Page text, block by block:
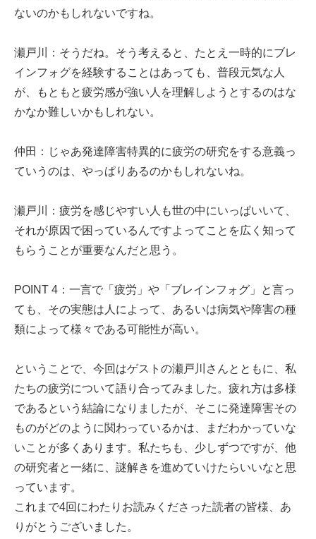
ないのかもしれないですね。
瀬戸川：そうだね。そう考えると、たとえ一時的にブレ
インフォグを経験することはあっても、普段元気な人
が、もともと疲労感が強い人を理解しようとするのはな
かなか難しいかもしれない。
仲田：じゃあ発達障害特異的に疲労の研究をする意義っ
ていうのは、やっぱりあるのかもしれないね。
瀬戸川：疲労を感じやすい人も世の中にいっぱいいて、
それが原因で困っているんですよってことを広く知って
もらうことが重要なんだと思う。
POINT 4：一言で「疲労」や「ブレインフォグ」と言っ
ても、その実態は人によって、あるいは病気や障害の種
類によって様々である可能性が高い。
ということで、今回はゲストの瀬戸川さんとともに、私
たちの疲労について語り合ってみました。疲れ方は多様
であるという結論になりましたが、そこに発達障害その
ものがどのように関わっているかは、まだわかっていな
いことが多くあります。私たちも、少しずつですが、他
の研究者と一緒に、謎解きを進めていけたらいいなと思
っています。
これまで4回にわたりお読みくださった読者の皆様、あ
りがとうございました。